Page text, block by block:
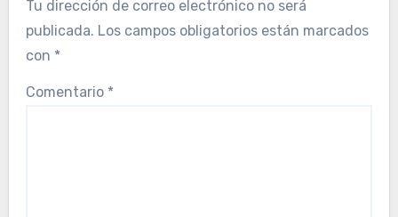
Tu dirección de correo electrónico no será
publicada. Los campos obligatorios están marcados
con *
Comentario *